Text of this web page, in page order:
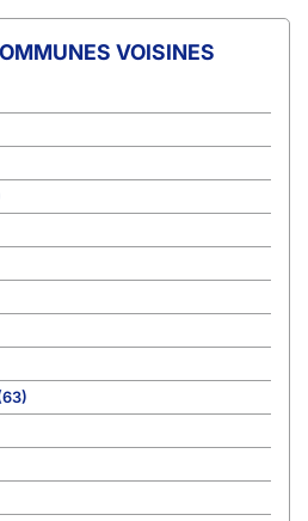
VOISINES